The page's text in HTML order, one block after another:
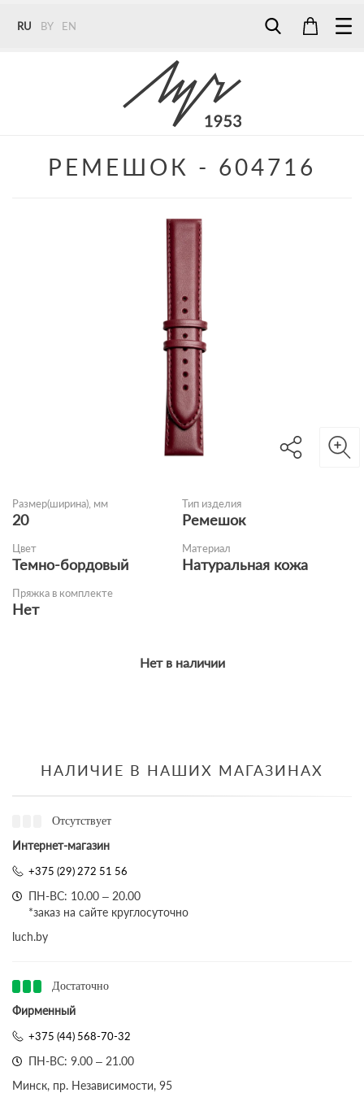
RU BY EN
+375 (29) 272 51 56
РЕМЕШОК - 604716
Размер(ширина), мм
20
Тип изделия
Ремешок
Цвет
Темно-бордовый
Материал
Натуральная кожа
Пряжка в комплекте
Нет
Нет в наличии
НАЛИЧИЕ В НАШИХ МАГАЗИНАХ
Отсутствует
Интернет-магазин
+375 (29) 272 51 56
ПН-ВС: 10.00 – 20.00
*заказ на сайте круглосуточно
luch.by
Достаточно
Фирменный
+375 (44) 568-70-32
ПН-ВС: 9.00 – 21.00
Минск, пр. Независимости, 95